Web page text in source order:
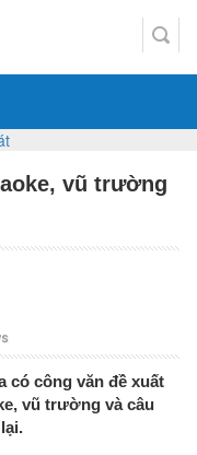
vũ trường
có công văn đề xuất
vũ trường và câu